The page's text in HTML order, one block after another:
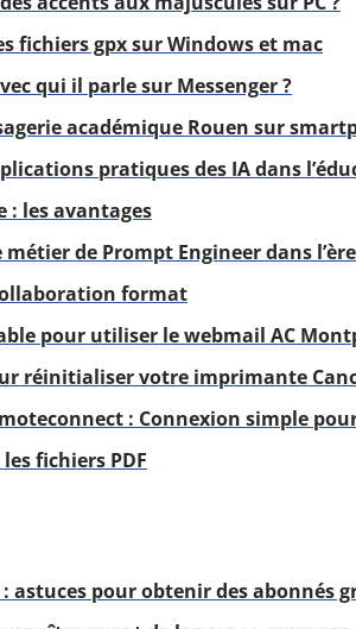
fichiers gpx sur Windows et mac
qui il parle sur Messenger ?
académique Rouen sur
pratiques des IA dans
: les avantages
de Prompt Engineer dans
format
pour utiliser le webmail AC
réinitialiser votre imprimante
: Connexion simple
fichiers PDF
astuces pour obtenir des abonnés